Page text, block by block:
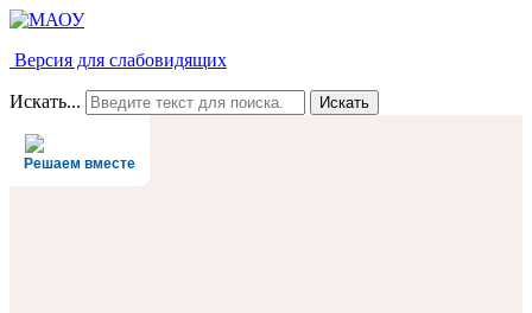
Версия для слабовидящих
Искать... Искать
Решаем вместе